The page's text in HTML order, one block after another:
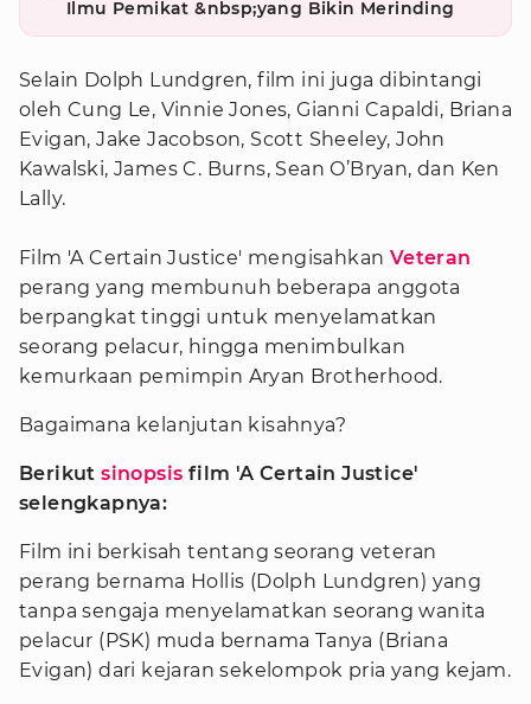
Ilmu Pemikat &nbsp;yang Bikin Merinding
Selain Dolph Lundgren, film ini juga dibintangi
oleh Cung Le, Vinnie Jones, Gianni Capaldi, Briana
Evigan, Jake Jacobson, Scott Sheeley, John
Kawalski, James C. Burns, Sean O’Bryan, dan Ken
Lally.
Film 'A Certain Justice' mengisahkan Veteran
perang yang membunuh beberapa anggota
berpangkat tinggi untuk menyelamatkan
seorang pelacur, hingga menimbulkan
kemurkaan pemimpin Aryan Brotherhood.
Bagaimana kelanjutan kisahnya?
Berikutsinopsis film 'A Certain Justice'
selengkapnya:
Film ini berkisah tentang seorang veteran
perang bernama Hollis (Dolph Lundgren) yang
tanpa sengaja menyelamatkan seorang wanita
pelacur (PSK) muda bernama Tanya (Briana
Evigan) dari kejaran sekelompok pria yang kejam.